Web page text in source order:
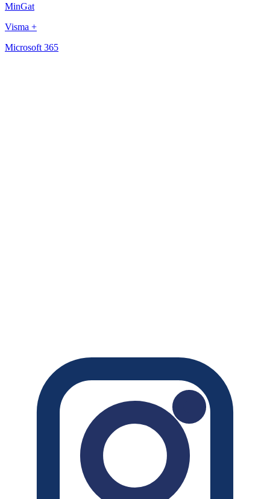
MinGat
Visma +
Microsoft 365